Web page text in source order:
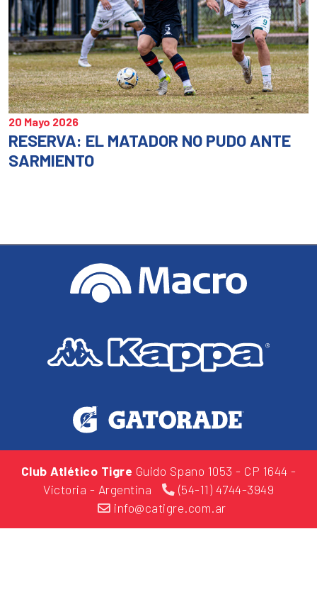
20 Mayo 2026
RESERVA: EL MATADOR NO PUDO ANTE
SARMIENTO
Club Atlético Tigre Guido Spano 1053 - CP 1644 -
Victoria - Argentina
(54-11) 4744-3949
info@catigre.com.ar